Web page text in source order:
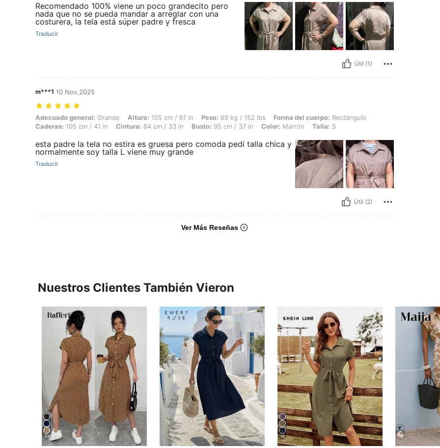
Recomendado 100% viene un poco grandecito pero
nada que no se pueda mandar a arreglar con una
costurera, la tela está súper padre y fresca
Traducir
Útil (1)
m***1 10 Nov,2025
Adecuado general: Grande, Altura: 155 cm / 61 in, Peso: 69 kg / 152 lbs, Forma del cuerpo: Rectángulo, Caderas: 105 cm / 41 in, Cintura: 84 cm / 33
Adecuado general: Grande Altura: 155 cm / 61 in Peso: 69 kg / 152 lbs Forma del cuerpo: Rectángulo
Caderas: 105 cm / 41 in Cintura: 84 cm / 33 in Busto: 95 cm / 37 in Color: Marrón Talla: S
esta padre la tela no estira es gruesa pero comoda pedi talla chica y
normalmente soy talla L viene muy grande
Traducir
Útil (2)
Ver Más Reseñas
Nuestros Clientes También Vieron
20 10